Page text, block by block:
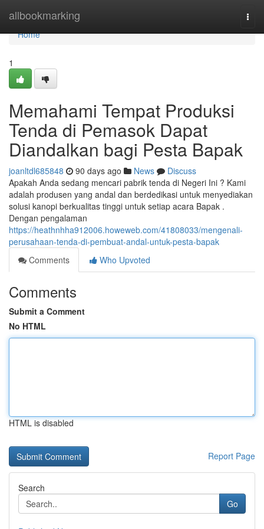
allbookmarking
Home
Home
1
Memahami Tempat Produksi
Tenda di Pemasok Dapat
Diandalkan bagi Pesta Bapak
joanltdl685848 90 days ago News
Discuss
Apakah Anda sedang mencari pabrik tenda di Negeri Ini ? Kami
adalah produsen yang andal dan berdedikasi untuk menyediakan
solusi kanopi berkualitas tinggi untuk setiap acara Bapak .
Dengan pengalaman
https://heathnhha912006.howeweb.com/41808033/mengenali-
perusahaan-tenda-di-pembuat-andal-untuk-pesta-bapak
Comments
Who Upvoted
Comments
Submit a Comment
No HTML
HTML is disabled
Report Page
Search
Go